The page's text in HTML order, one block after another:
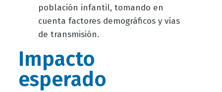
población infantil, tomando en
cuenta factores demográficos y vías
de transmisión.
Impacto
esperado